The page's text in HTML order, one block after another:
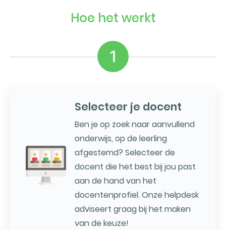
Hoe het werkt
1
Selecteer je docent
Ben je op zoek naar aanvullend
onderwijs, op de leerling
afgestemd? Selecteer de
docent die het best bij jou past
aan de hand van het
docentenprofiel. Onze helpdesk
adviseert graag bij het maken
van de keuze!